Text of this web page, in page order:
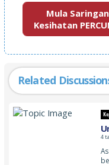
Mula Saringan
Kesihatan
Related
4